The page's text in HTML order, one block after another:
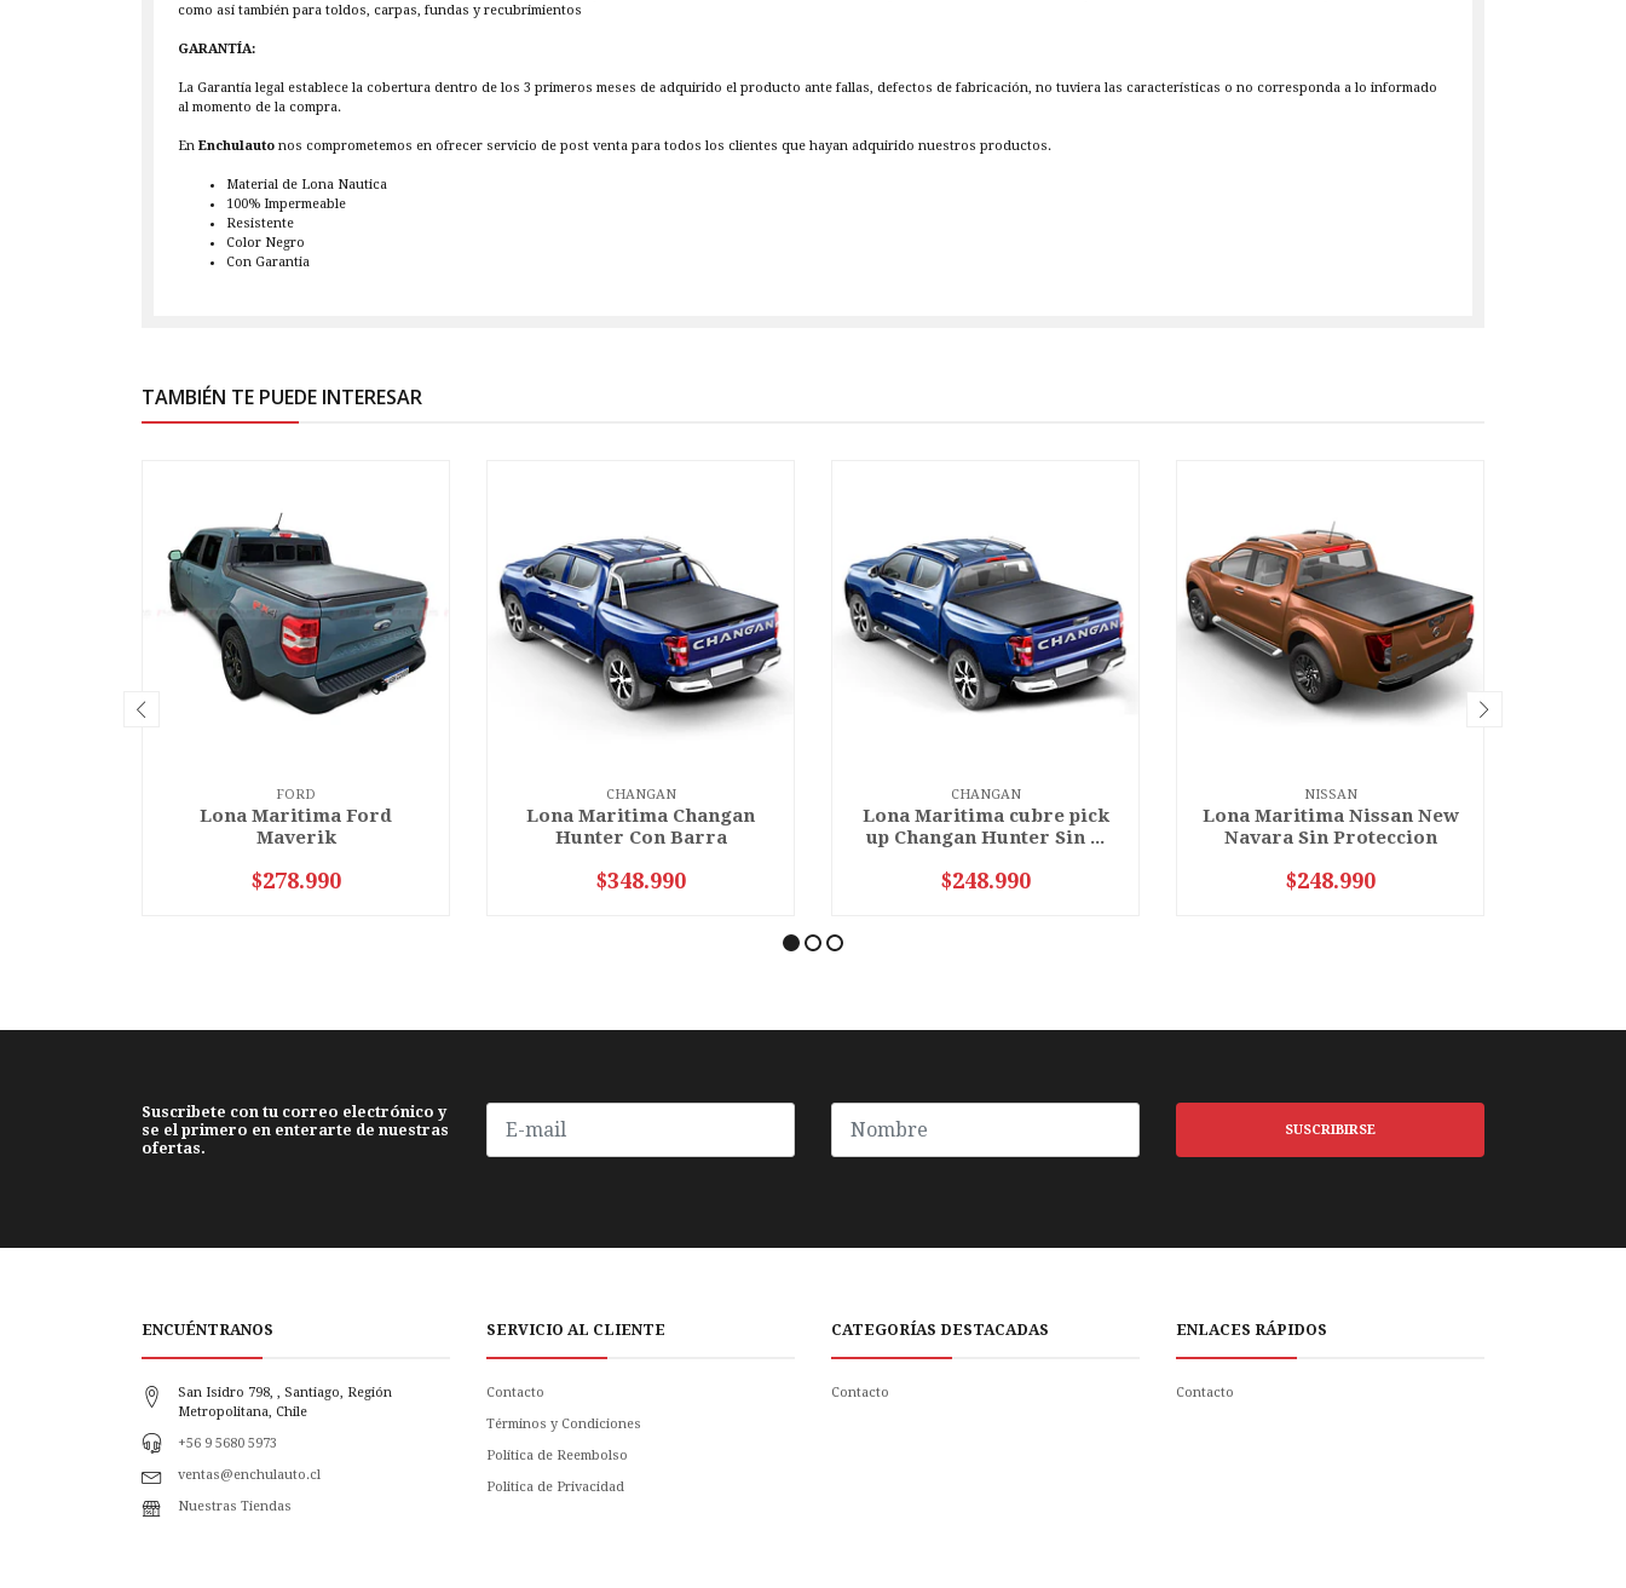
como así también para toldos, carpas, fundas y recubrimientos
GARANTÍA:
La Garantía legal establece la cobertura dentro de los 3 primeros meses de adquirido el producto ante fallas, defectos de fabricación, no tuviera las características o no corresponda a lo informado
al momento de la compra.
En Enchulauto nos comprometemos en ofrecer servicio de post venta para todos los clientes que hayan adquirido nuestros productos.
Material de Lona Nautica
100% Impermeable
Resistente
Color Negro
Con Garantia
TAMBIÉN TE PUEDE INTERESAR
FORD
Lona Maritima Ford
Maverik
VER OPCIONES
$278.990
CHANGAN
Lona Maritima Changan
Hunter Con Barra
VER OPCIONES
$348.990
CHANGAN
Lona Maritima cubre pick
up Changan Hunter Sin ...
VER OPCIONES
$248.990
NISSAN
Lona Maritima Nissan New
Navara Sin Proteccion
VER OPCIONES
$248.990
Suscribete con tu correo electrónico y
se el primero en enterarte de nuestras
ofertas.
SUSCRIBIRSE
ENCUÉNTRANOS
San Isidro 798, , Santiago, Región
Metropolitana, Chile
+56 9 5680 5973
ventas@enchulauto.cl
Nuestras Tiendas
SERVICIO AL CLIENTE
Contacto
Términos y Condiciones
Política de Reembolso
Politica de Privacidad
CATEGORÍAS DESTACADAS
Contacto
ENLACES RÁPIDOS
Contacto